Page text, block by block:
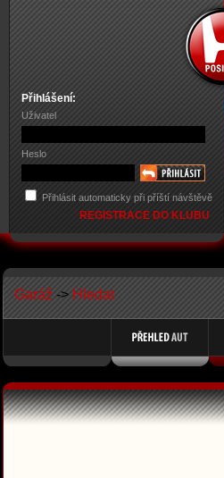
Přihlášení:
Uživatel
Heslo
Přihlásit automaticky při příští návštěvě
REGISTRACE DO KLUBU
Garáž -> Hledat